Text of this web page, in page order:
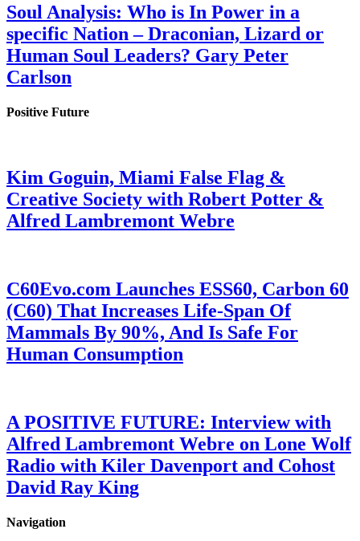
Soul Analysis: Who is In Power in a
specific Nation – Draconian, Lizard or
Human Soul Leaders? Gary Peter
Carlson
Positive Future
Kim Goguin, Miami False Flag &
Creative Society with Robert Potter &
Alfred Lambremont Webre
C60Evo.com Launches ESS60, Carbon 60
(C60) That Increases Life-Span Of
Mammals By 90%, And Is Safe For
Human Consumption
A POSITIVE FUTURE: Interview with
Alfred Lambremont Webre on Lone Wolf
Radio with Kiler Davenport and Cohost
David Ray King
Navigation